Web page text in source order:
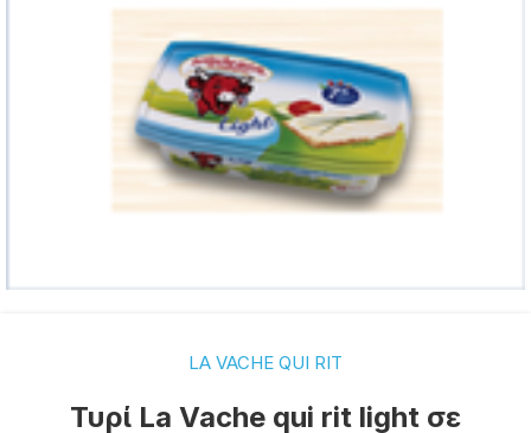
LA VACHE QUI RIT
Τυρί La Vache qui rit light σε